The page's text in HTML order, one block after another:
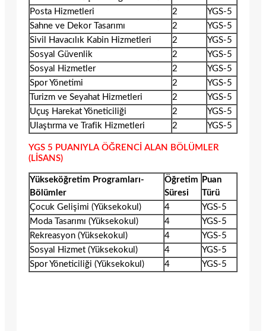
Posta Hizmetleri
2
YGS-5
Sahne ve Dekor Tasarımı
2
YGS-5
Sivil Havacılık Kabin Hizmetleri
2
YGS-5
Sosyal Güvenlik
2
YGS-5
Sosyal Hizmetler
2
YGS-5
Spor Yönetimi
2
YGS-5
Turizm ve Seyahat Hizmetleri
2
YGS-5
Uçuş Harekat Yöneticiliği
2
YGS-5
Ulaştırma ve Trafik Hizmetleri
2 YGS-5
YGS 5 PUANIYLA ÖĞRENCİ ALAN BÖLÜMLER
(LİSANS)
Yükseköğretim Programları-
Bölümler
Öğretim
Süresi
Puan
Türü
Çocuk Gelişimi (Yüksekokul)
4
YGS-5
Moda Tasarımı (Yüksekokul)
4
YGS-5
Rekreasyon (Yüksekokul)
4
YGS-5
Sosyal Hizmet (Yüksekokul)
4
YGS-5
Spor Yöneticiliği (Yüksekokul)
4 YGS-5